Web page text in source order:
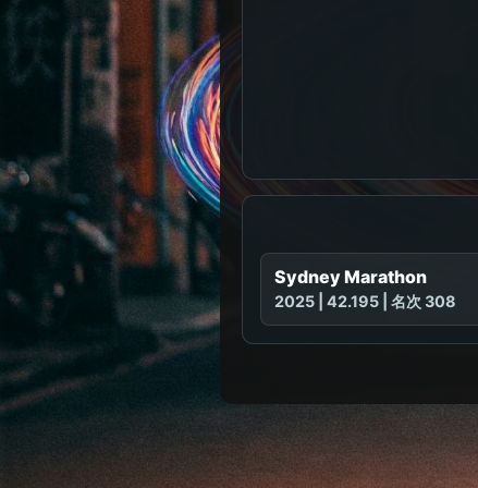
Sydney Marathon
2025 | 42.195 | 名次 308